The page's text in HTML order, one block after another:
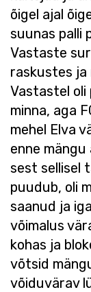
õigel ajal
suunas palli
Vastaste
raskustes ja
Vastastel oli
minna, aga
mehel Elva
enne
sest sellisel
puudub, oli
saanud ja
võimalus
kohas ja
võtsid
võiduvärav